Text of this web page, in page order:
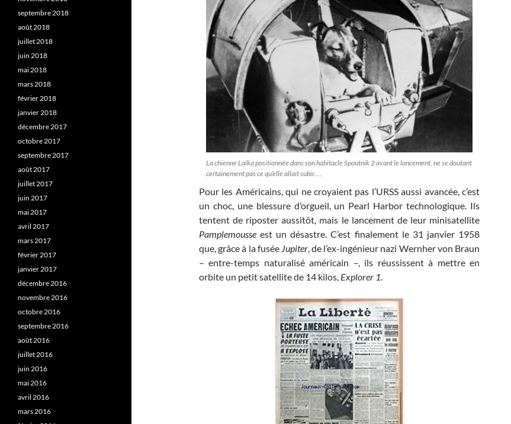
La chienne Laïka positionnée dans son habitacle Spoutnik 2 avant le lancement, ne se doutant
certainement pas ce qu’elle allait subir… .
Pour les Américains, qui ne croyaient pas l’URSS aussi avancée, c’est
un choc, une blessure d’orgueil, un Pearl Harbor technologique. Ils
tentent de riposter aussitôt, mais le lancement de leur minisatellite
Pamplemousse est un désastre. C’est finalement le 31 janvier 1958
que, grâce à la fusée Jupiter, de l’ex-ingénieur nazi Wernher von Braun
– entre-temps naturalisé américain –, ils réussissent à mettre en
orbite un petit satellite de 14 kilos, Explorer 1.
septembre 2018
août 2018
juillet 2018
juin 2018
mai 2018
mars 2018
février 2018
janvier 2018
décembre 2017
octobre 2017
septembre 2017
août 2017
juillet 2017
juin 2017
mai 2017
avril 2017
mars 2017
février 2017
janvier 2017
décembre 2016
novembre 2016
octobre 2016
septembre 2016
août 2016
juillet 2016
juin 2016
mai 2016
avril 2016
mars 2016